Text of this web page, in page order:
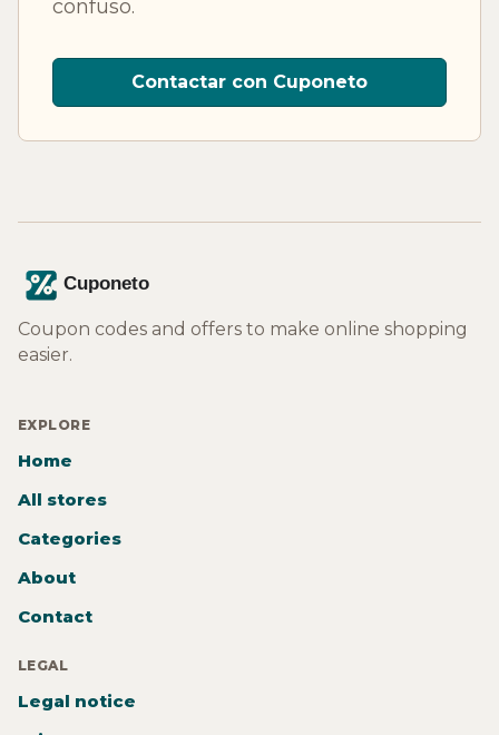
confuso.
Contactar con Cuponeto
Coupon codes and offers to make online shopping
easier.
EXPLORE
Home
All stores
Categories
About
Contact
LEGAL
Legal notice